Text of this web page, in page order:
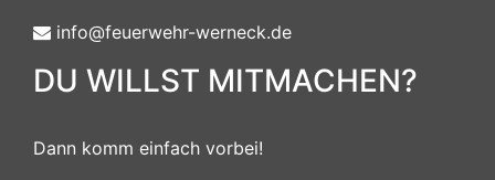
info@feuerwehr-werneck.de
DU WILLST MITMACHEN?
Dann komm einfach vorbei!